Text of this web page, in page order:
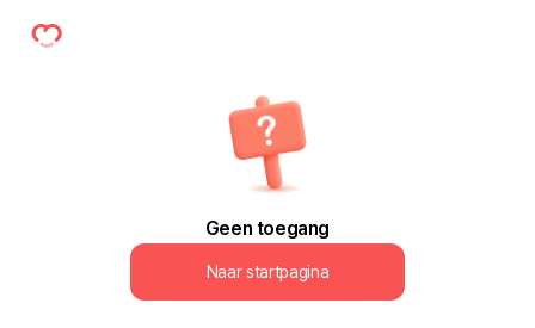
Geen toegang
Naar startpagina